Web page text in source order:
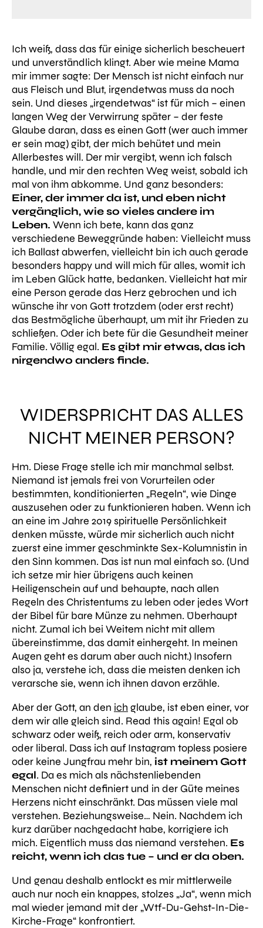
Ich weiß, dass das für einige sicherlich bescheuert
und unverständlich klingt. Aber wie meine Mama
mir immer sagte: Der Mensch ist nicht einfach nur
aus Fleisch und Blut, irgendetwas muss da noch
sein. Und dieses „irgendetwas“ ist für mich – einen
langen Weg der Verwirrung später – der feste
Glaube daran, dass es einen Gott (wer auch immer
er sein mag) gibt, der mich behütet und mein
Allerbestes will. Der mir vergibt, wenn ich falsch
handle, und mir den rechten Weg weist, sobald ich
mal von ihm abkomme. Und ganz besonders:
Einer, der immerda ist, und eben nicht
vergänglich, wie so vieles andere im
Leben. Wenn ich bete, kann das ganz
verschiedene Beweggründe haben: Vielleicht muss
ich Ballast abwerfen, vielleicht bin ich auch gerade
besonders happy und will mich für alles, womit ich
im Leben Glück hatte, bedanken. Vielleicht hat mir
eine Person gerade das Herz gebrochen und ich
wünsche ihr von Gott trotzdem (oder erst recht)
das Bestmögliche überhaupt, um mit ihr Frieden zu
schließen. Oder ich bete für die Gesundheit meiner
Familie. Völlig egal. Es gibt mir etwas, das ich
nirgendwo anders finde.
WIDERSPRICHT DAS ALLES
NICHT MEINER PERSON?
Hm. Diese Frage stelle ich mir manchmal selbst.
Niemand ist jemals frei von Vorurteilen oder
bestimmten, konditionierten „Regeln“, wie Dinge
auszusehen oder zu funktionieren haben. Wenn ich
an eine im Jahre 2019 spirituelle Persönlichkeit
denken müsste, würde mir sicherlich auch nicht
zuerst eine immer geschminkte Sex-Kolumnistin in
den Sinn kommen. Das ist nun mal einfach so. (Und
ich setze mir hier übrigens auch keinen
Heiligenschein auf und behaupte, nach allen
Regeln des Christentums zu leben oder jedes Wort
der Bibel für bare Münze zu nehmen. Überhaupt
nicht. Zumal ich bei Weitem nicht mit allem
übereinstimme, das damit einhergeht. In meinen
Augen geht es darum aber auch nicht.) Insofern
also ja, verstehe ich, dass die meisten denken ich
verarsche sie, wenn ich ihnen davon erzähle.
Aberder Gott, an den ich glaube, ist eben einer, vor
dem wir alle gleich sind. Read this again! Egal ob
schwarz oder weiß, reich oder arm, konservativ
oder liberal. Dass ich auf Instagram topless posiere
oder keine Jungfrau mehr bin, ist meinem Gott
egal. Da es mich als nächstenliebenden
Menschen nicht definiert und in der Güte meines
Herzens nicht einschränkt. Das müssen viele mal
verstehen. Beziehungsweise… Nein. Nachdem ich
kurz darüber nachgedacht habe, korrigiere ich
mich. Eigentlich muss das niemand verstehen. Es
reicht, wenn ich das tue – und er da oben.
Und genau deshalb entlockt es mir mittlerweile
auch nur noch ein knappes, stolzes „Ja“, wenn mich
mal wieder jemand mit der „Wtf-Du-Gehst-In-Die-
Kirche-Frage“ konfrontiert.